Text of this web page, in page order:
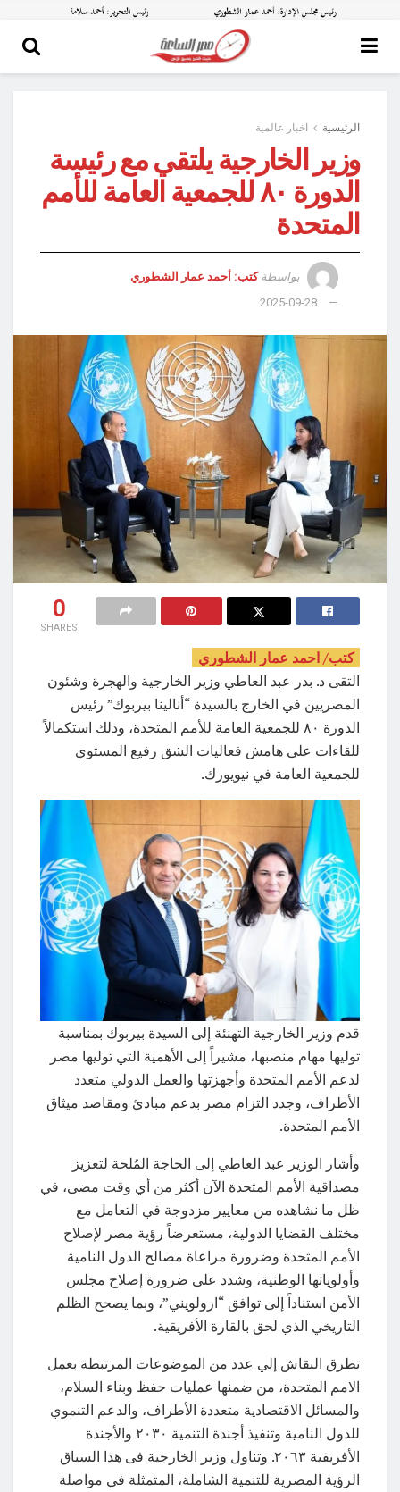
الرئيسية اخبار عالمية
وزير الخارجية يلتقي مع رئيسة
الدورة ٨٠ للجمعية العامة للأمم
المتحدة
بواسطة كتب: أحمد عمار الشطوري
2025-09-28
0
SHARES
كتب/ احمد عمار الشطوري
التقى د. بدر عبد العاطي وزير الخارجية والهجرة وشئون
المصريين في الخارج بالسيدة “أنالينا بيربوك” رئيس
الدورة ٨٠ للجمعية العامة للأمم المتحدة، وذلك استكمالاً
للقاءات على هامش فعاليات الشق رفيع المستوي
للجمعية العامة في نيويورك.
قدم وزير الخارجية التهنئة إلى السيدة بيربوك بمناسبة
توليها مهام منصبها، مشيراً إلى الأهمية التي توليها مصر
لدعم الأمم المتحدة وأجهزتها والعمل الدولي متعدد
الأطراف، وجدد التزام مصر بدعم مبادئ ومقاصد ميثاق
الأمم المتحدة.
وأشار الوزير عبد العاطي إلى الحاجة المُلحة لتعزيز
مصداقية الأمم المتحدة الآن أكثر من أي وقت مضى، في
ظل ما نشاهده من معايير مزدوجة في التعامل مع
مختلف القضايا الدولية، مستعرضاً رؤية مصر لإصلاح
الأمم المتحدة وضرورة مراعاة مصالح الدول النامية
وأولوياتها الوطنية، وشدد على ضرورة إصلاح مجلس
الأمن استناداً إلى توافق “ازولويني”، وبما يصحح الظلم
التاريخي الذي لحق بالقارة الأفريقية.
تطرق النقاش إلي عدد من الموضوعات المرتبطة بعمل
الامم المتحدة، من ضمنها عمليات حفظ وبناء السلام،
والمسائل الاقتصادية متعددة الأطراف، والدعم التنموي
للدول النامية وتنفيذ أجندة التنمية ٢٠٣٠ والأجندة
الأفريقية ٢٠٦٣. وتناول وزير الخارجية فى هذا السياق
الرؤية المصرية للتنمية الشاملة، المتمثلة في مواصلة